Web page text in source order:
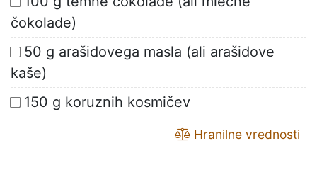
čokolade)
50 g arašidovega masla (ali arašidove
kaše)
150 g koruznih kosmičev
Hranilne vrednosti